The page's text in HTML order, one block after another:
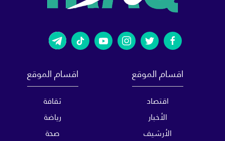
اقسام الموقع
اقتصاد
الأخبار
الأرشيف
اقسام الموقع
ثقافة
رياضة
صحة